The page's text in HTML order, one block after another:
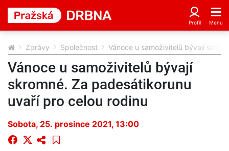
Zprávy Společnost Vánoce u samoživitelů bývají
Vánoce u samoživitelů bývají
skromné. Za padesátikorunu
uvaří pro celou rodinu
Sobota, 25. prosince 2021, 13:00